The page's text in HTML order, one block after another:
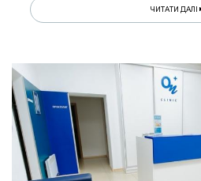
ЧИТАТИ ДАЛІ